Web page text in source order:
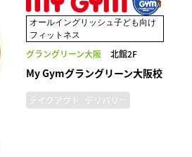
オールイングリッシュ子ども向け
フィットネス
グラングリーン大阪 北館2F
My Gymグラングリーン大阪校
テイクアウト デリバリー